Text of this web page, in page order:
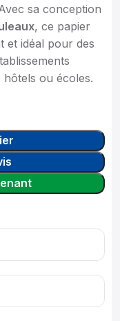
sa conception
, ce papier
et idéal pour des
ou écoles.